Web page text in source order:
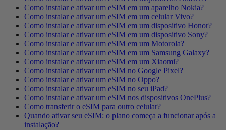
Como instalar e ativar um eSIM em um aparelho Nokia?
Como instalar e ativar um eSIM em um celular Vivo?
Como instalar e ativar um eSIM em um dispositivo Honor?
Como instalar e ativar um eSIM em um dispositivo Sony?
Como instalar e ativar um eSIM em um Motorola?
Como instalar e ativar um eSIM em um Samsung Galaxy?
Como instalar e ativar um eSIM em um Xiaomi?
Como instalar e ativar um eSIM no Google Pixel?
Como instalar e ativar um eSIM no Oppo?
Como instalar e ativar um eSIM no seu iPad?
Como instalar e ativar um eSIM nos dispositivos OnePlus?
Como transferir o eSIM para outro celular?
Quando ativar seu eSIM: o plano começa a funcionar após a
instalação?